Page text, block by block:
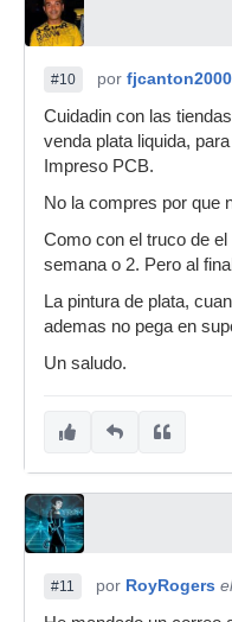
#10 por fjcanton2000
Cuidadin con las
venda plata liquida,
Impreso PCB.
No la compres por que
Como con el truco de
semana o 2. Pero al
La pintura de plata,
ademas no pega en
Un saludo.
#11 por RoyRogers